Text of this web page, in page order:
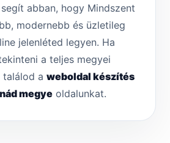
abban, hogy Mindszent
modernebb és üzletileg
jelenléted legyen. Ha
a teljes megyei
a weboldal készítés
megye oldalunkat.